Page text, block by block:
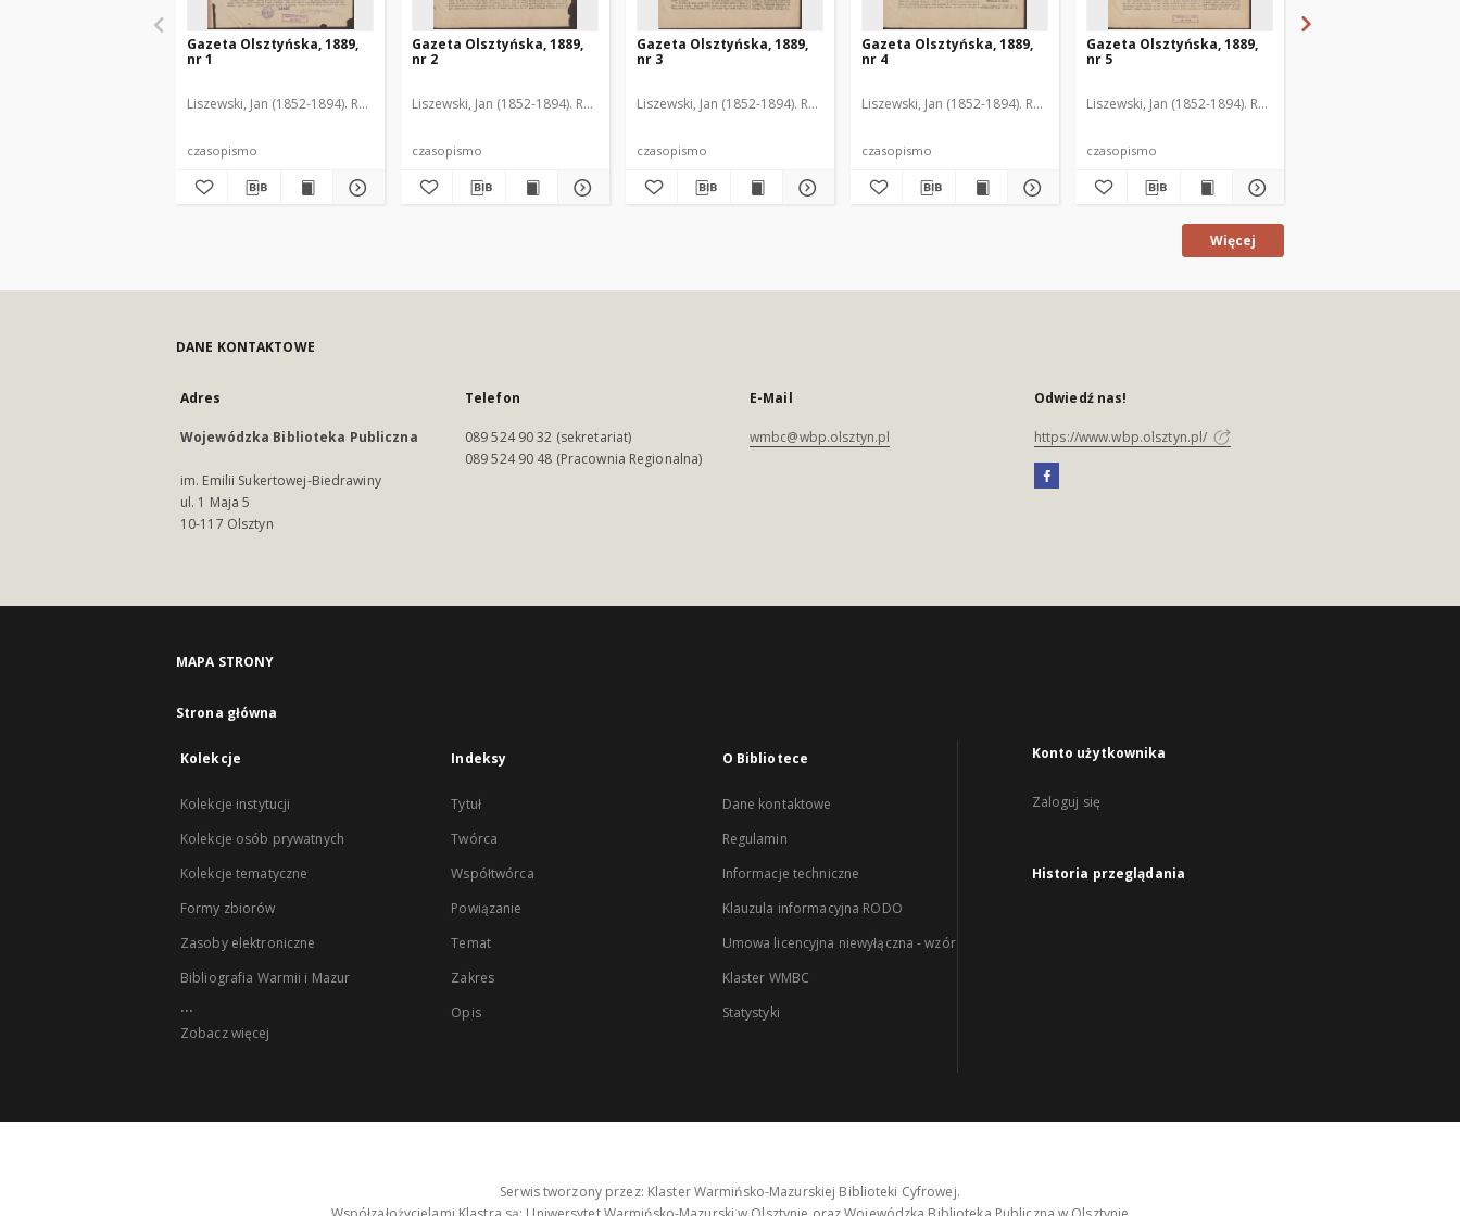
Gazeta Olsztyńska, 1889,
nr 1
Liszewski, Jan (1852-1894). Red.
czasopismo
Gazeta Olsztyńska, 1889,
nr 2
Liszewski, Jan (1852-1894). Red.
czasopismo
Gazeta Olsztyńska, 1889,
nr 3
Liszewski, Jan (1852-1894). Red.
czasopismo
Gazeta Olsztyńska, 1889,
nr 4
Liszewski, Jan (1852-1894). Red.
czasopismo
Gazeta Olsztyńska, 1889,
nr 5
Liszewski, Jan (1852-1894). Red.
czasopismo
Więcej
DANE KONTAKTOWE
Adres
Wojewódzka Biblioteka Publiczna
im. Emilii Sukertowej-Biedrawiny
ul. 1 Maja 5
10-117 Olsztyn
Telefon
089 524 90 32 (sekretariat)
089 524 90 48 (Pracownia Regionalna)
E-Mail
wmbc@wbp.olsztyn.pl
Odwiedź nas!
https://www.wbp.olsztyn.pl/
MAPA STRONY
Strona główna
Kolekcje
Kolekcje instytucji
Kolekcje osób prywatnych
Kolekcje tematyczne
Formy zbiorów
Zasoby elektroniczne
Bibliografia Warmii i Mazur
...
Zobacz więcej
Indeksy
Tytuł
Twórca
Współtwórca
Powiązanie
Temat
Zakres
Opis
O Bibliotece
Dane kontaktowe
Regulamin
Informacje techniczne
Klauzula informacyjna RODO
Umowa licencyjna niewyłączna - wzór
Klaster WMBC
Statystyki
Konto użytkownika
Zaloguj się
Historia przeglądania
Serwis tworzony przez: Klaster Warmińsko-Mazurskiej Biblioteki Cyfrowej.